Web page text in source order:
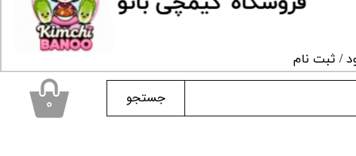
جستجو
/ ثبت نام
سفارشات
۰